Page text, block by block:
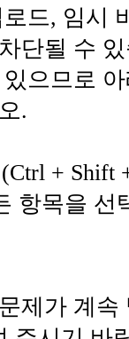
드, 임시
단될 수
으므로
.
+ Shift
항목을 선
제가 계속